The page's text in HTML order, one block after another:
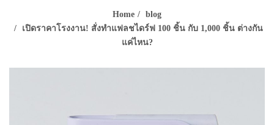
Home
blog
เปิดราคาโรงงาน! สั่งทำแฟลชไดร์ฟ 100 ชิ้น กับ 1,000 ชิ้น ต่างกัน
แค่ไหน?